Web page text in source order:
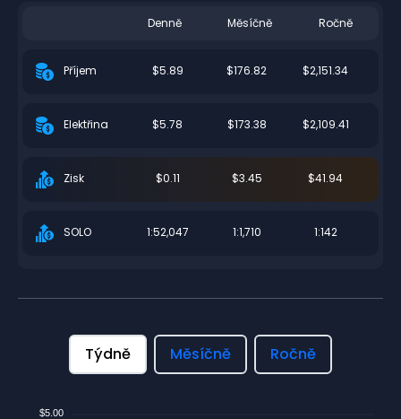
Denně Měsíčně Ročně
Příjem $5.89 $176.82 $2,151.34
Elektřina $5.78 $173.38 $2,109.41
Zisk $0.11 $3.45 $41.94
SOLO 1:52,047 1:1,710 1:142
Týdně Měsíčně Ročně
$5.00